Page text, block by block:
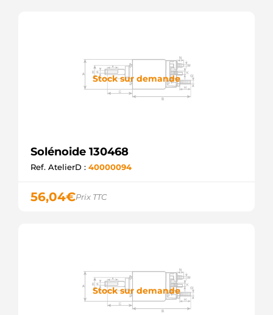
Stock sur demande
Solénoide 130468
Ref. AtelierD : 40000094
56,04€Prix TTC
Stock sur demande